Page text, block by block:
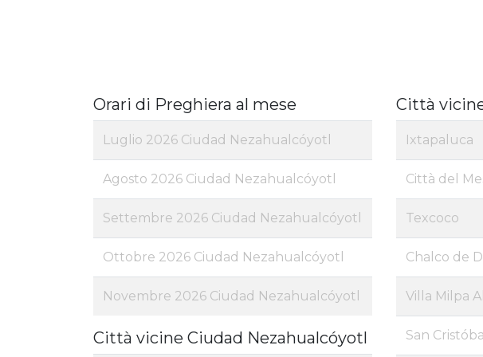
Orari di Preghiera al mese
Luglio 2026 Ciudad Nezahualcóyotl
Agosto 2026 Ciudad Nezahualcóyotl
Settembre 2026 Ciudad Nezahualcóyotl
Ottobre 2026 Ciudad Nezahualcóyotl
Novembre 2026 Ciudad Nezahualcóyotl
Città vicine Ciudad Nezahualcóyotl
Città
Ixtapaluca
Città del
Texcoco
Chalco de
Villa Milpa
San